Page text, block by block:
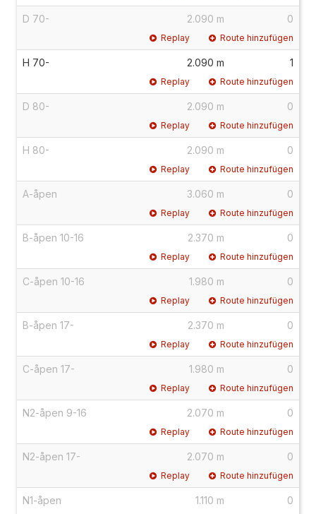
D 70- 2.090 m 0
Replay Route hinzufügen
H 70- 2.090 m 1
Replay Route hinzufügen
D 80- 2.090 m 0
Replay Route hinzufügen
H 80- 2.090 m 0
Replay Route hinzufügen
A-åpen 3.060 m 0
Replay Route hinzufügen
B-åpen 10-16 2.370 m 0
Replay Route hinzufügen
C-åpen 10-16 1.980 m 0
Replay Route hinzufügen
B-åpen 17- 2.370 m 0
Replay Route hinzufügen
C-åpen 17- 1.980 m 0
Replay Route hinzufügen
N2-åpen 9-16 2.070 m 0
Replay Route hinzufügen
N2-åpen 17- 2.070 m 0
Replay Route hinzufügen
N1-åpen 1.110 m 0